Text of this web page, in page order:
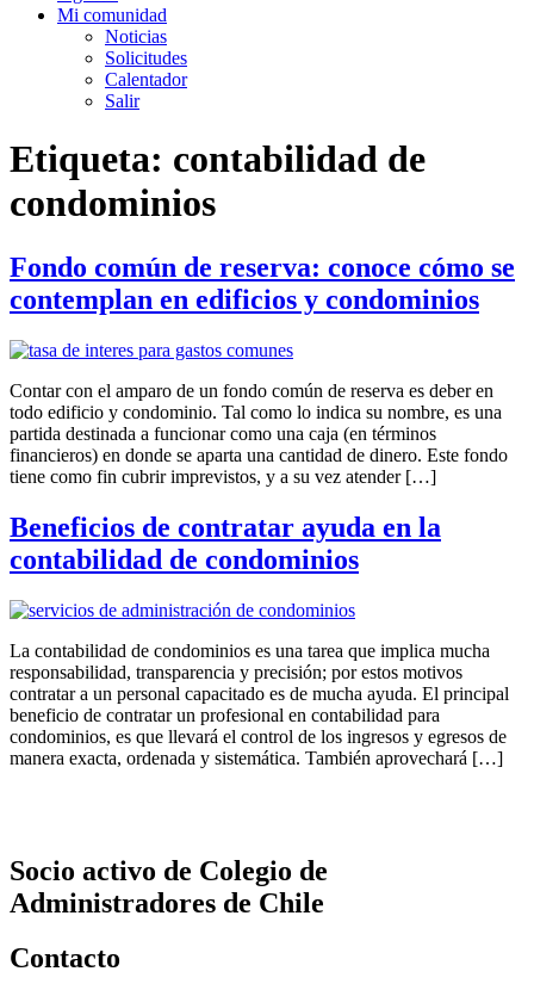
Mi comunidad
Noticias
Solicitudes
Calentador
Salir
Etiqueta: contabilidad de
condominios
Fondo común de reserva: conoce cómo se
contemplan en edificios y condominios
Contar con el amparo de un fondo común de reserva es deber en
todo edificio y condominio. Tal como lo indica su nombre, es una
partida destinada a funcionar como una caja (en términos
financieros) en donde se aparta una cantidad de dinero. Este fondo
tiene como fin cubrir imprevistos, y a su vez atender […]
Beneficios de contratar ayuda en la
contabilidad de condominios
La contabilidad de condominios es una tarea que implica mucha
responsabilidad, transparencia y precisión; por estos motivos
contratar a un personal capacitado es de mucha ayuda. El principal
beneficio de contratar un profesional en contabilidad para
condominios, es que llevará el control de los ingresos y egresos de
manera exacta, ordenada y sistemática. También aprovechará […]
Socio activo de Colegio de
Administradores de Chile
Contacto